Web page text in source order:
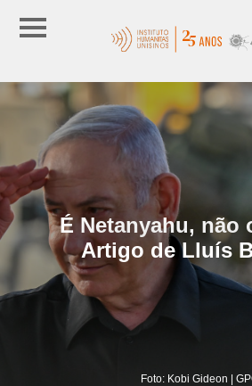
É Netanyahu, não
Artigo de Lluís
Foto: Kobi Gideon |